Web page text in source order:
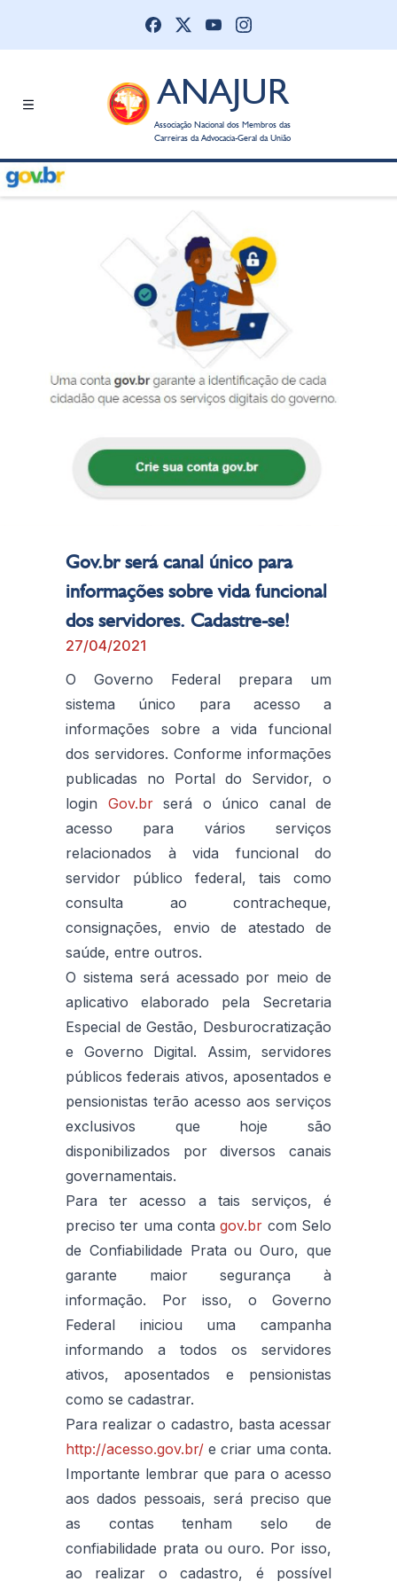
ANAJUR
Associação Nacional dos Membros das
Carreiras da Advocacia-Geral da União
Gov.br será canal único para
informações sobre vida funcional
dos servidores. Cadastre-se!
27/04/2021
O Governo Federal prepara um
sistema único para acesso a
informações sobre a vida funcional
dos servidores. Conforme informações
publicadas no Portal do Servidor, o
login Gov.brserá o único canal de
acesso para vários serviços
relacionados à vida funcional do
servidor público federal, tais como
consulta ao contracheque,
consignações, envio de atestado de
saúde, entre outros.
O sistema será acessado por meio de
aplicativo elaborado pela Secretaria
Especial de Gestão, Desburocratização
e Governo Digital. Assim, servidores
públicos federais ativos, aposentados e
pensionistas terão acesso aos serviços
exclusivos que hoje são
disponibilizados por diversos canais
governamentais.
Para ter acesso a tais serviços, é
preciso ter uma contagov.br com Selo
de Confiabilidade Prata ou Ouro, que
garante maior segurança à
informação. Por isso, o Governo
Federal iniciou uma campanha
informando a todos os servidores
ativos, aposentados e pensionistas
como se cadastrar.
Para realizar o cadastro, basta acessar
http://acesso.gov.br/ e criar uma conta.
Importante lembrar que para o acesso
aos dados pessoais, será preciso que
as contas tenham selo de
confiabilidade prata ou ouro. Por isso,
ao realizar o cadastro, é possível